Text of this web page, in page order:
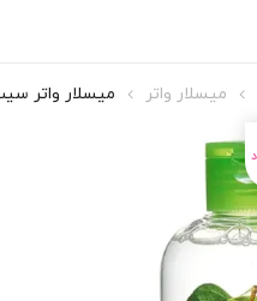
میسلار واتر میسلار واتر